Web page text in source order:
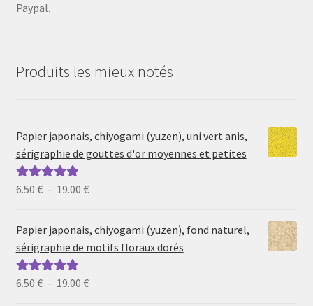
Paypal.
Produits les mieux notés
Papier japonais, chiyogami (yuzen), uni vert anis,
sérigraphie de gouttes d'or moyennes et petites
Note5.00sur
6.50 € – 19.00 €Plage
prix :
6.50 €
Papier japonais, chiyogami (yuzen), fond naturel,
sérigraphie de motifs floraux dorés
Note5.00sur
6.50 € – 19.00 €Plage